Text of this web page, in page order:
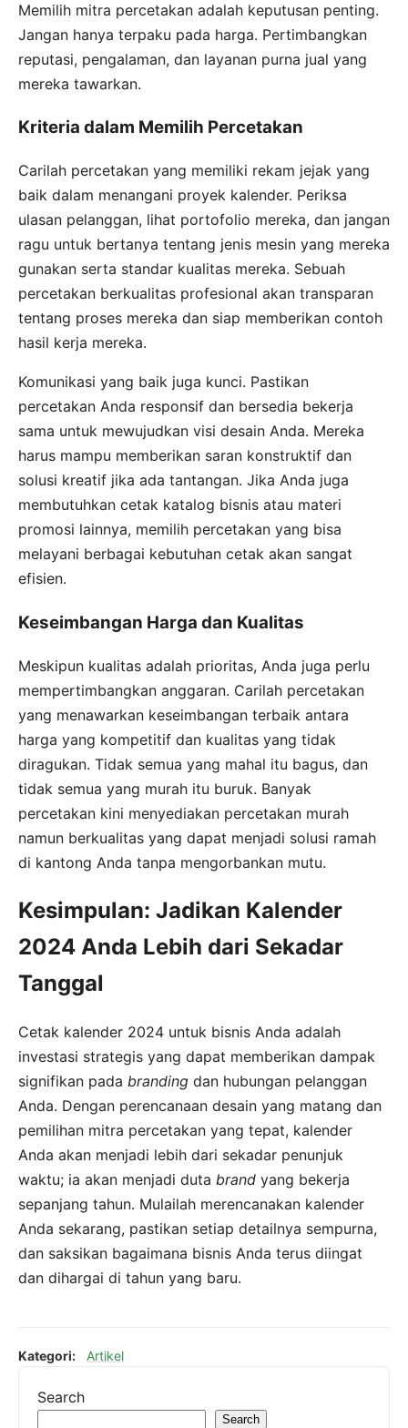
Memilih mitra percetakan adalah keputusan penting.
Jangan hanya terpaku pada harga. Pertimbangkan
reputasi, pengalaman, dan layanan purna jual yang
mereka tawarkan.
Kriteria dalam Memilih Percetakan
Carilah percetakan yang memiliki rekam jejak yang
baik dalam menangani proyek kalender. Periksa
ulasan pelanggan, lihat portofolio mereka, dan jangan
ragu untuk bertanya tentang jenis mesin yang mereka
gunakan serta standar kualitas mereka. Sebuah
percetakan berkualitas profesional akan transparan
tentang proses mereka dan siap memberikan contoh
hasil kerja mereka.
Komunikasi yang baik juga kunci. Pastikan
percetakan Anda responsif dan bersedia bekerja
sama untuk mewujudkan visi desain Anda. Mereka
harus mampu memberikan saran konstruktif dan
solusi kreatif jika ada tantangan. Jika Anda juga
membutuhkan cetak katalog bisnis atau materi
promosi lainnya, memilih percetakan yang bisa
melayani berbagai kebutuhan cetak akan sangat
efisien.
Keseimbangan Harga dan Kualitas
Meskipun kualitas adalah prioritas, Anda juga perlu
mempertimbangkan anggaran. Carilah percetakan
yang menawarkan keseimbangan terbaik antara
harga yang kompetitif dan kualitas yang tidak
diragukan. Tidak semua yang mahal itu bagus, dan
tidak semua yang murah itu buruk. Banyak
percetakan kini menyediakan percetakan murah
namun berkualitas yang dapat menjadi solusi ramah
di kantong Anda tanpa mengorbankan mutu.
Kesimpulan: Jadikan Kalender
2024 Anda Lebih dari Sekadar
Tanggal
Cetak kalender 2024 untuk bisnis Anda adalah
investasi strategis yang dapat memberikan dampak
signifikan pada branding dan hubungan pelanggan
Anda. Dengan perencanaan desain yang matang dan
pemilihan mitra percetakan yang tepat, kalender
Anda akan menjadi lebih dari sekadar penunjuk
waktu; ia akan menjadi duta brand yang bekerja
sepanjang tahun. Mulailah merencanakan kalender
Anda sekarang, pastikan setiap detailnya sempurna,
dan saksikan bagaimana bisnis Anda terus diingat
dan dihargai di tahun yang baru.
Kategori: Artikel
Search
Search